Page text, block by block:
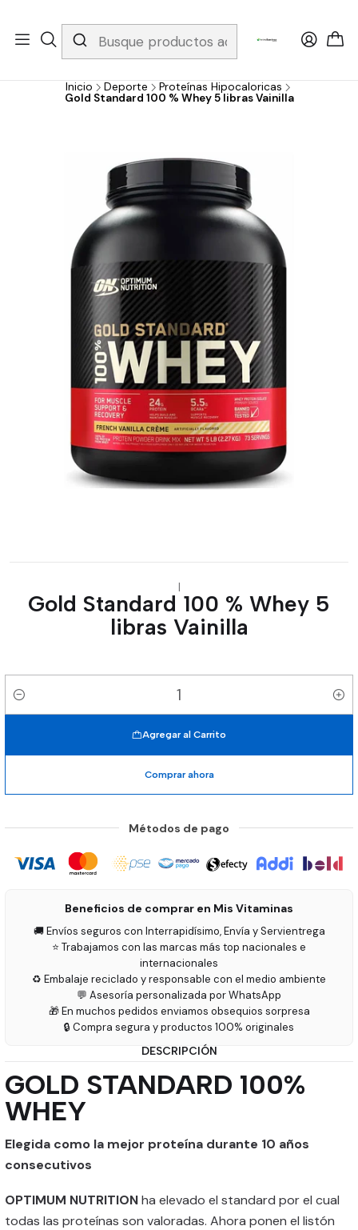
Whatsapp 3229079958/ Fijo 6019251796 / Envios a todo el país y
gratis apartir de 199.000!
Inicio Deporte
Proteínas Hipocaloricas
Gold Standard 100 % Whey 5 libras Vainilla
|
Gold Standard 100 % Whey 5
libras Vainilla
Cantidad
Agregar al Carrito
Comprar ahora
Métodos de pago
Beneficios de comprar en Mis Vitaminas
🚚 Envíos seguros con Interrapidísimo, Envía y Servientrega
⭐ Trabajamos con las marcas más top nacionales e
internacionales
♻️ Embalaje reciclado y responsable con el medio ambiente
💬 Asesoría personalizada por WhatsApp
🎁 En muchos pedidos enviamos obsequios sorpresa
🔒 Compra segura y productos 100% originales
DESCRIPCIÓN
GOLD STANDARD 100%
WHEY
Elegida como la mejor proteína durante 10 años
consecutivos
OPTIMUM NUTRITIONha elevado el standard por el cual
todas las proteínas son valoradas. Ahora ponen el listón